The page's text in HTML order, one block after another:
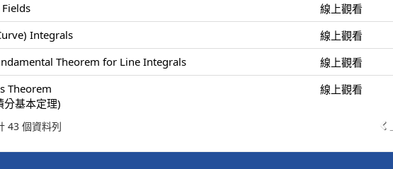
線上觀看
Integrals
線上觀看
Theorem for Line Integrals
線上觀看
Theorem
分基本定理)
線上觀看
43 個資料列